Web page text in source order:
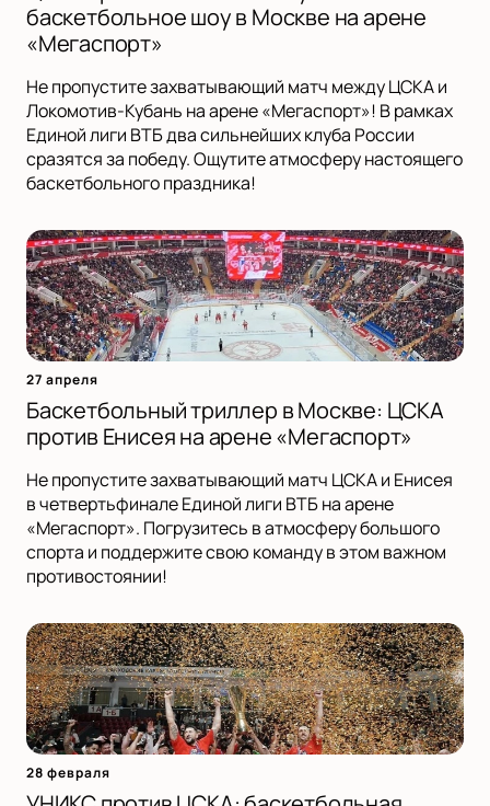
баскетбольное шоу в Москве на арене
«Мегаспорт»
Не пропустите захватывающий матч между ЦСКА и
Локомотив-Кубань на арене «Мегаспорт»! В рамках
Единой лиги ВТБ два сильнейших клуба России
сразятся за победу. Ощутите атмосферу настоящего
баскетбольного праздника!
27 апреля
Баскетбольный триллер в Москве: ЦСКА
против Енисея на арене «Мегаспорт»
Не пропустите захватывающий матч ЦСКА и Енисея
в четвертьфинале Единой лиги ВТБ на арене
«Мегаспорт». Погрузитесь в атмосферу большого
спорта и поддержите свою команду в этом важном
противостоянии!
28 февраля